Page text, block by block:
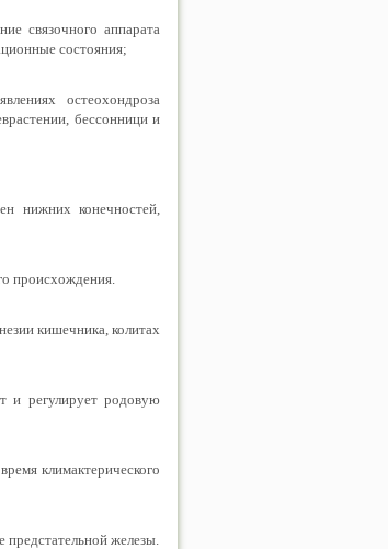
связочного аппарата
состояния;
остеохондроза
бессонници и
нижних конечностей,
происхождения.
кишечника, колитах
и регулирует родовую
климактерического
предстательной железы.